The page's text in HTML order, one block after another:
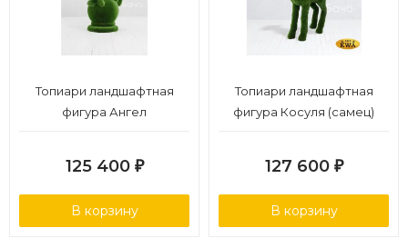
Топиари ландшафтная
фигура Ангел
125 400 ₽
В корзину
Топиари ландшафтная
фигура Косуля (самец)
127 600 ₽
В корзину